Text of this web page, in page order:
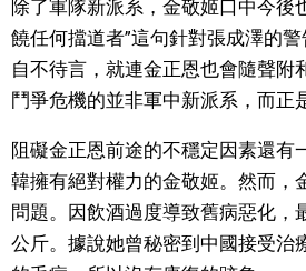
除了軍隊新派系，金敬姬口中今後
饒任何擋道者”這句針對張成澤的
自不待言，就連金正恩也會隨聲附
鬥爭危機的並非軍中新派系，而正
阻礙金正恩前途的不穩定因素還有
韓擁有絕對權力的金敬姬。然而，
問題。因飲酒過度導致舊病惡化，
公斤。據說她曾秘密到中國接受治